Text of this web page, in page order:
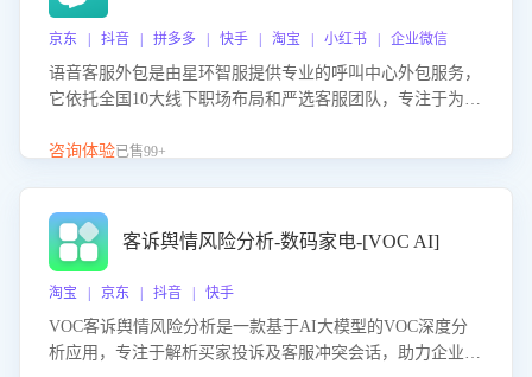
京东 | 抖音 | 拼多多 | 快手 | 淘宝 | 小红书 | 企业微信
语音客服外包是由星环智服提供专业的呼叫中心外包服务，
它依托全国10大线下职场布局和严选客服团队，专注于为企
客服团队和智能工具提升语音客服服务效率和质量，帮助企
咨询体验已售99+
客诉舆情风险分析-数码家电-[VOC AI]
淘宝 | 京东 | 抖音 | 快手
VOC客诉舆情风险分析是一款基于AI大模型的VOC深度分
析应用，专注于解析买家投诉及客服冲突会话，助力企业精